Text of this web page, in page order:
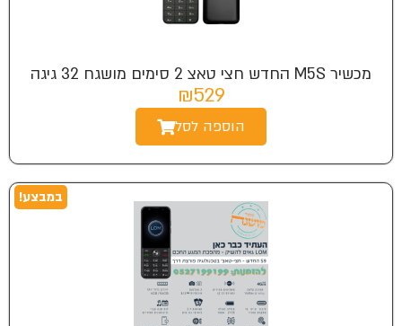
מכשיר M5S החדש חצי טאצ 2 סימים מושגח 32 גיגה
₪529
הוספה לסל
במבצע!